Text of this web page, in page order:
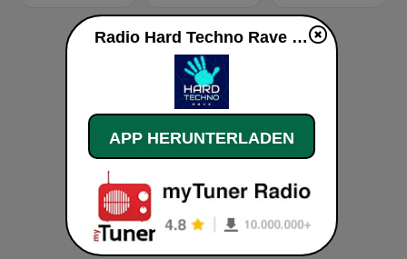
Radio Hard Techno Rave live
APP HERUNTERLADEN